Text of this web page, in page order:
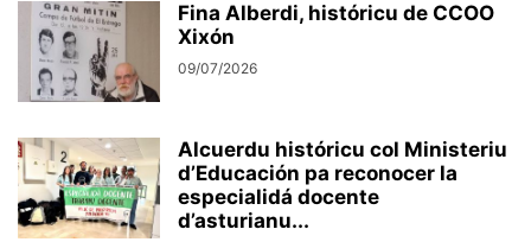
Fina Alberdi, históricu de CCOO
Xixón
09/07/2026
Alcuerdu históricu col Ministeriu
d’Educación pa reconocer la
especialidá docente
d’asturianu...